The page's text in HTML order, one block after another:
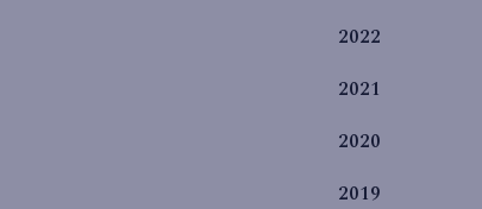
2022
2021
2020
2019